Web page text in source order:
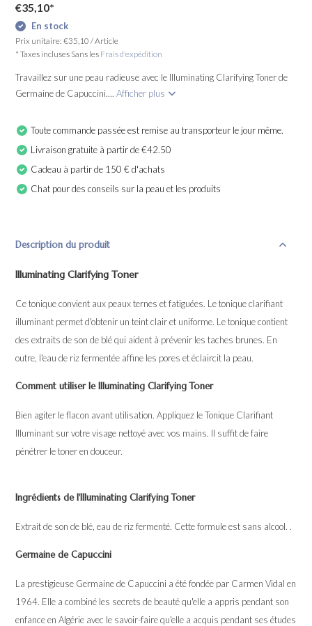
€35,10*
En stock
Prix unitaire:€35,10 /Article
* Taxes incluses Sans les Frais d'expédition
Travaillez sur une peau radieuse avec le Illuminating Clarifying Toner de
Germaine de Capuccini....Afficher plus
Toute commande passée est remise au transporteur le jour même.
Livraison gratuite à partir de €42.50
Cadeau à partir de 150 € d'achats
Chat pour des conseils sur la peau et les produits
Description du produit
Illuminating Clarifying Toner
Ce tonique convient aux peaux ternes et fatiguées. Le tonique clarifiant
illuminant permet d'obtenir un teint clair et uniforme. Le tonique contient
des extraits de son de blé qui aident à prévenir les taches brunes. En
outre, l'eau de riz fermentée affine les pores et éclaircit la peau.
Comment utiliser le Illuminating Clarifying Toner
Bien agiter le flacon avant utilisation. Appliquez le Tonique Clarifiant
Illuminant sur votre visage nettoyé avec vos mains. Il suffit de faire
pénétrer le toner en douceur.
Ingrédients de l'Illuminating Clarifying Toner
Extrait de son de blé, eau de riz fermenté. Cette formule est sans alcool. .
Germaine de Capuccini
La prestigieuse Germaine de Capuccini a été fondée par Carmen Vidal en
1964. Elle a combiné les secrets de beauté qu'elle a appris pendant son
enfance en Algérie avec le savoir-faire qu'elle a acquis pendant ses études